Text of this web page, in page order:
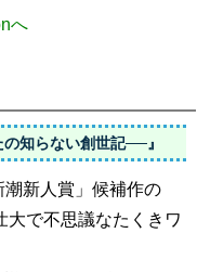
へ
知らない創世記──』
新人賞」候補作の
大で不思議なたくきワ